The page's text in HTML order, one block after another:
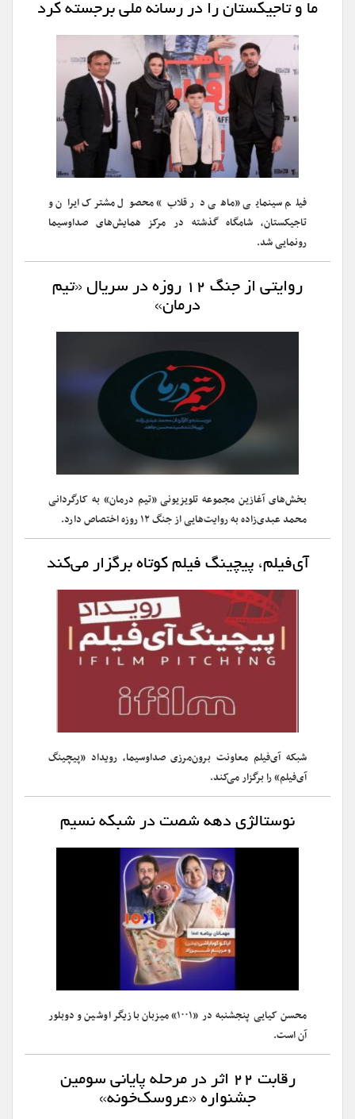
ما و تاجیکستان را در رسانه ملی برجسته کرد
فیلم سینمایی «ماهی در قلاب» محصول مشترک ایران و
تاجیکستان، شامگاه گذشته در مرکز همایش‌های صداوسیما
رونمایی شد.
روایتی از جنگ ۱۲ روزه در سریال «تیم
درمان»
بخش‌های آغازین مجموعه تلویزیونی «تیم درمان» به کارگردانی
محمد عبدی‌زاده به روایت‌هایی از جنگ ۱۲ روزه اختصاص دارد.
آی‌فیلم، پیچینگ فیلم کوتاه برگزار می‌کند
شبکه آی‌فیلم معاونت برون‌مرزی صداوسیما، رویداد «پیچینگ
آی‌فیلم» را برگزار می‌کند.
نوستالژی دهه شصت در شبکه نسیم
محسن کیایی پنجشنبه در «۱۰۰۱» میزبان بازیگر اوشین و دوبلور
آن است.
رقابت ۲۲ اثر در مرحله پایانی سومین
جشنواره «عروسک‌خونه»